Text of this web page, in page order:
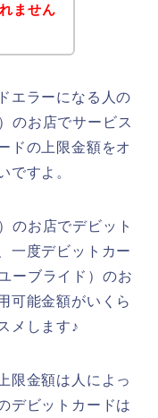
ません
エラーになる人の
のお店でサービス
ドの上限金額をオ
ですよ。
のお店でデビット
一度デビットカー
ーブライド）のお
可能金額がいくら
メします♪
限金額は人によっ
デビットカードは